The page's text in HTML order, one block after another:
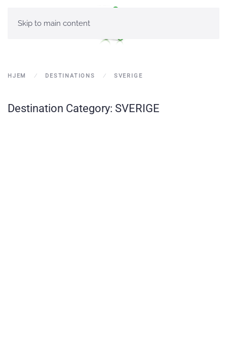
Skip to main content
HJEM DESTINATIONS SVERIGE
Destination Category: SVERIGE